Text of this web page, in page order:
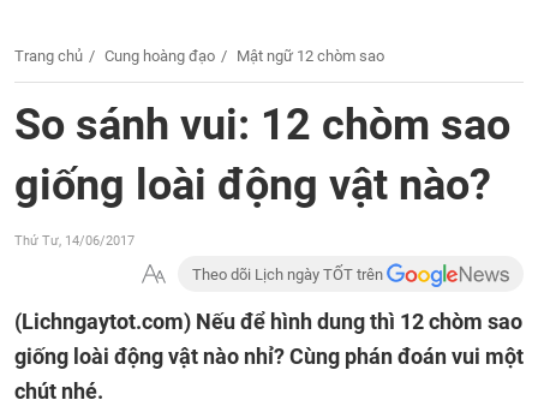
Trang chủ Cung hoàng đạo Mật ngữ 12 chòm sao
So sánh vui: 12 chòm sao
giống loài động vật nào?
Thứ Tư, 14/06/2017
Theo dõi Lịch ngày TỐT trên
(Lichngaytot.com) Nếu để hình dung thì 12 chòm sao
giống loài động vật nào nhỉ? Cùng phán đoán vui một
chút nhé.